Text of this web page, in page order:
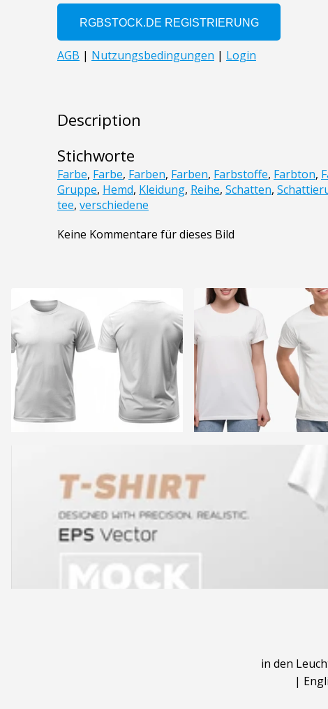
Description
Stichworte
Farbe, Farbe, Farben, Farben, Farbstoffe, Farbton,
Gruppe, Hemd, Kleidung, Reihe, Schatten,
tee, verschiedene
Keine Kommentare für dieses Bild
in den
|